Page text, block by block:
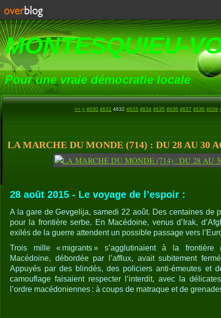
MONTESQUIEU-
Pour une vraie démocratie locale
<< < 4600
4610
4620
4630 4631 4632 4633 4634 4635 4636 4637 4638 4639
LA MARCHE DU MONDE (714) : DU 28 AU 30
28 août 2015 - Le voyage de l’espoir :
A la gare de Gevgelija, samedi 22 août. Des centaines de
pour la frontière serbe. En Macédoine, venus d’Irak,
exilés de la guerre attendent un possible passage vers
Trois mille « migrants » s’agglutinaient à la
Macédoine, débordée par l’afflux, avait subitement
Appuyés par des blindés, des policiers anti-émeutes et
camouflage faisaient respecter l’interdit, avec la
l’ordre macédoniennes : à coups de matraque et de